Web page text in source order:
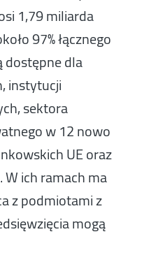
1,79 miliarda
97% łącznego
dostępne dla
instytucji
sektora
w 12 nowo
UE oraz
W ich ramach ma
z podmiotami z
mogą